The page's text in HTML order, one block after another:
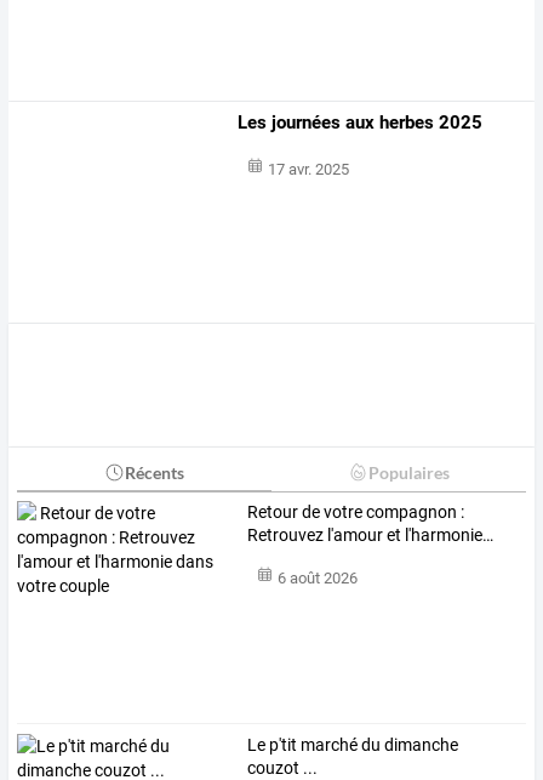
Les journées aux herbes 2025
17 avr. 2025
Récents Populaires
Retourdevotrecompagnon :
Retrouvez l'amouret l'harmonie…
6 août 2026
Le p'tit marché du dimanche
couzot ...